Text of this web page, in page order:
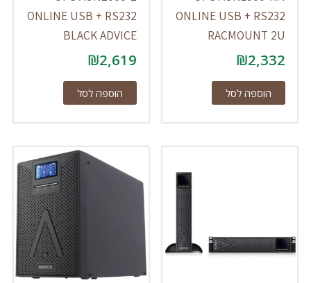
ONLINE USB + RS232
RACMOUNT 2U
₪2,332
הוספה לסל
ONLINE USB + RS232
BLACK ADVICE
₪2,619
הוספה לסל